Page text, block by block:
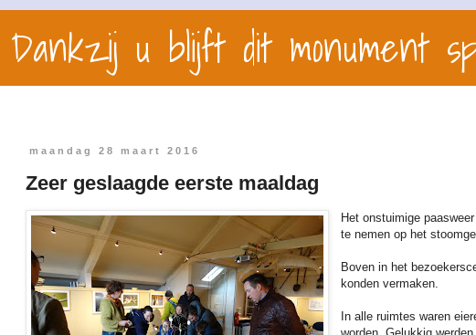
Dankzij u blijft dit monument
maandag 28 maart 2016
Zeer geslaagde eerste maaldag
Het onstuimige
te nemen op het
Boven in het
konden vermaken.
In alle ruimtes waren